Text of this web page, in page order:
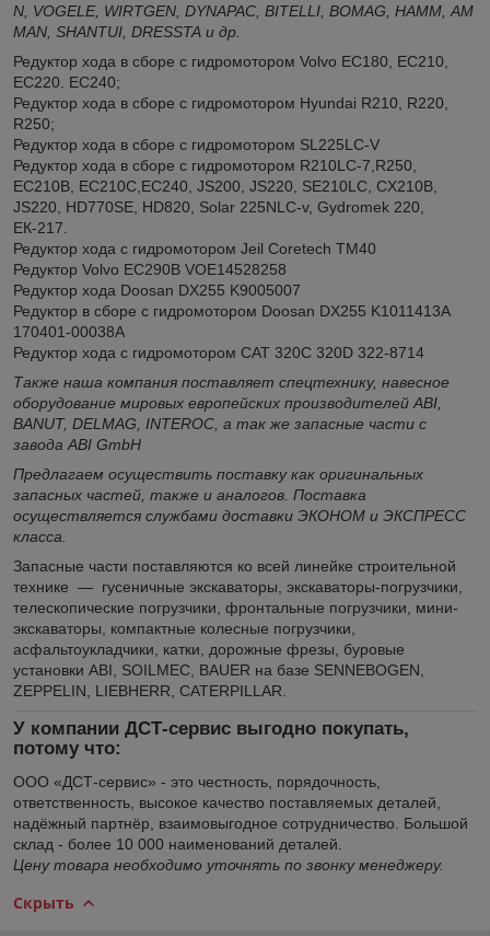
N VOGELE, WIRTGEN DYNAPAC BITELLI BOMAG HAMM AM
MAN SHANTUI DRESSTA и др.
Редуктор хода в сборе с гидромотором Volvo EC180, EC210,
EC220. EC240;
Редуктор хода в сборе с гидромотором Hyundai R210, R220,
R250;
Редуктор хода в сборе с гидромотором SL225LC-V
Редуктор хода в сборе с гидромотором R210LC-7,R250,
EC210B, EC210С,EC240, JS200, JS220, SE210LC, CX210B,
JS220, HD770SE, HD820, Solar 225NLC-v, Gydromek 220,
ЕК-217.
Редуктор хода с гидромотором Jeil Coretech ТМ40
Редуктор Volvo EC290B VOE14528258
Редуктор хода Doosan DX255 K9005007
Редуктор в сборе c гидромотором Doosan DX255 K1011413A
170401-00038A
Редуктор хода с гидромотором CAT 320C 320D 322-8714
Также наша компания поставляет спецтехнику, навесное
оборудование мировых европейских производителей ABI,
BANUT, DELMAG, INTEROC, а так же запасные части с
завода ABI GmbH
Предлагаем осуществить поставку как оригинальных
запасных частей, также и аналогов. Поставка
осуществляется службами доставки ЭКОНОМ и ЭКСПРЕСС
класса.
Запасные части поставляются ко всей линейке строительной
технике — гусеничные экскаваторы, экскаваторы-погрузчики,
телескопические погрузчики, фронтальные погрузчики, мини-
экскаваторы, компактные колесные погрузчики,
асфальтоукладчики, катки, дорожные фрезы, буровые
установки ABI, SOILMEC, BAUER на базе SENNEBOGEN,
ZEPPELIN, LIEBHERR, CATERPILLAR.
У компании ДСТ-сервис выгодно покупать,
потому что:
ООО «ДСТ-сервис» - это честность, порядочность,
ответственность, высокое качество поставляемых деталей,
надёжный партнёр, взаимовыгодное сотрудничество. Большой
склад - более 10 000 наименований деталей.
Цену товара необходимо уточнять по звонку менеджеру.
Скрыть